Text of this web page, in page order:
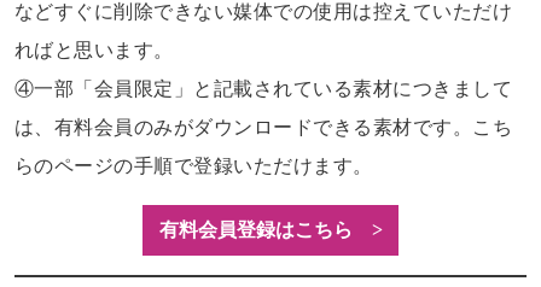
などすぐに削除できない媒体での使用は控えていただけ
ればと思います。
④一部「会員限定」と記載されている素材につきまして
は、有料会員のみがダウンロードできる素材です。こち
らのページの手順で登録いただけます。
有料会員登録はこちら >